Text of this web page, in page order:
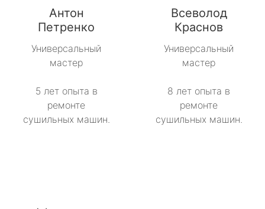
Антон
Петренко
Универсальный
мастер
5 лет опыта в
ремонте
сушильных машин.
Всеволод
Краснов
Универсальный
мастер
8 лет опыта в
ремонте
сушильных машин.